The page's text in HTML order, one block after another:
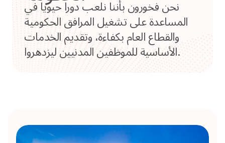
نحن فخورون بأننا نلعب دورا حيويا في
المساعدة على تشغيل المرافق الحكومية
والقطاع العام بكفاءة، وتقديم الخدمات
الأساسية للموظفين المدنيين ليزدهروا.